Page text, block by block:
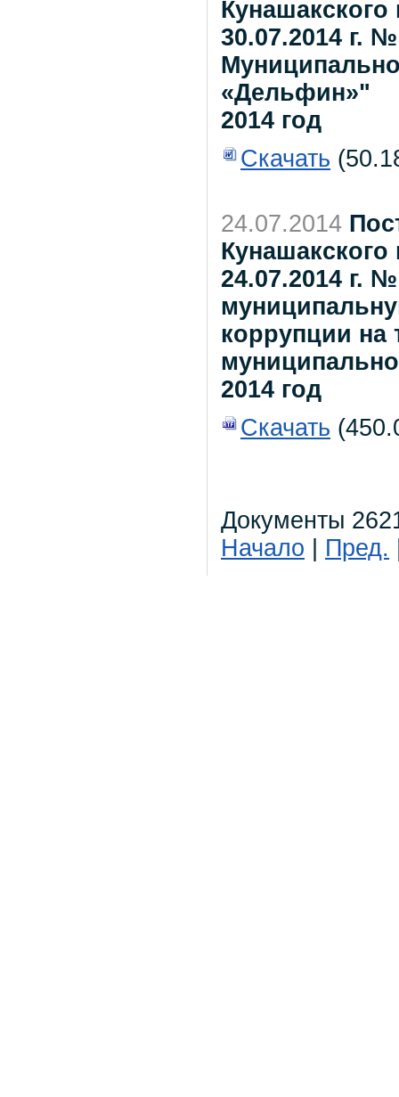
30.07.2014 г.
«Дельфин»"
2014 год
Скачать
24.07.2014
24.07.2014 г.
коррупции на
2014 год
Скачать
Документы
Начало
Пред.